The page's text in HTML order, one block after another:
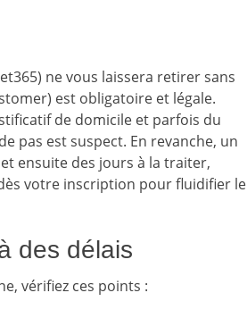
ne vous laissera retirer sans
est obligatoire et légale.
de domicile et parfois du
pas est suspect. En revanche, un
ensuite des jours à la traiter,
votre inscription pour fluidifier le
des délais
vérifiez ces points :